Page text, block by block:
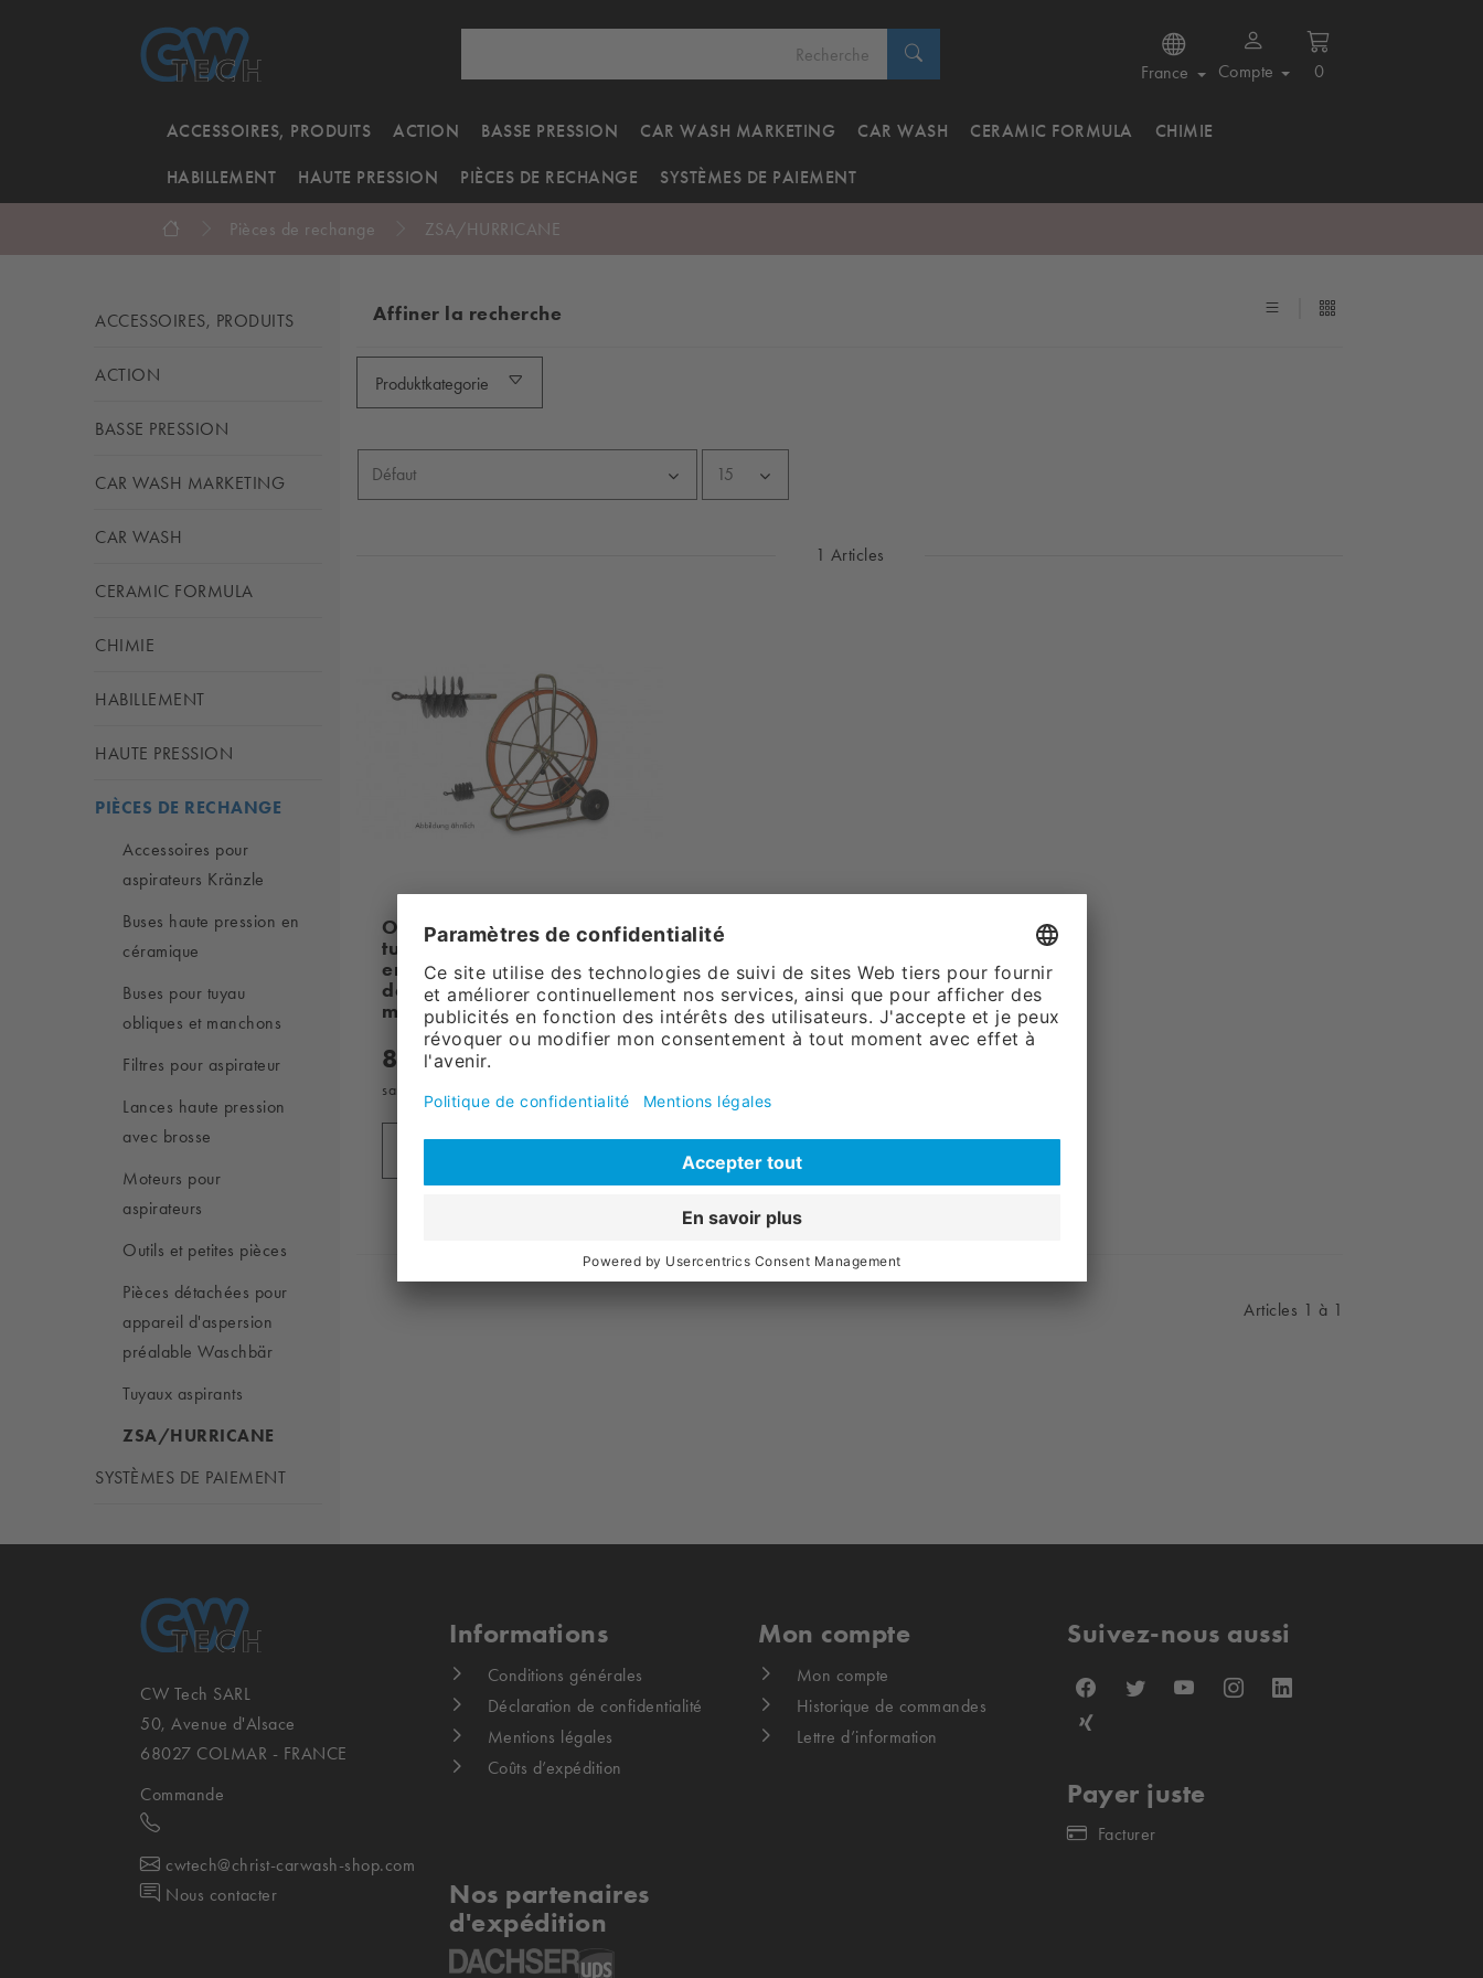
France Compte 0
ACCESSOIRES, PRODUITS ACTION BASSE PRESSION CAR WASH MARKETING CAR WASH CERAMIC FORMULA CHIMIE
HABILLEMENT HAUTE PRESSION PIÈCES DE RECHANGE SYSTÈMES DE PAIEMENT
Pièces de rechange ZSA/HURRICANE
ACCESSOIRES, PRODUITS
ACTION
BASSE PRESSION
CAR WASH MARKETING
CAR WASH
CERAMIC FORMULA
CHIMIE
HABILLEMENT
HAUTE PRESSION
PIÈCES DE RECHANGE
Accessoires pour
aspirateurs Kränzle
Buses haute pression en
céramique
Buses pour tuyau
obliques et manchons
Filtres pour aspirateur
Lances haute pression
avec brosse
Moteurs pour
aspirateurs
Outils et petites pièces
Pièces détachées pour
appareil d'aspersion
préalable Waschbär
Tuyaux aspirants
ZSA/HURRICANE
SYSTÈMES DE PAIEMENT
Affiner la recherche
Produktkategorie
1 Articles
Outil pour le nettoyage de
tuyau - ZSA tambour
enrouleur sur pied 25 m
de long + brosse
métallique Ø 100 mm
880,00
sans TVA, plus
Articles 1 à 1
CW Tech SARL
50, Avenue d'Alsace
68027 COLMAR - FRANCE
Commande
cwtech@christ-carwash-shop.com
Nous contacter
Informations
Conditions générales
Déclaration de confidentialité
Mentions légales
Coûts d’expédition
Mon compte
Mon compte
Historique de commandes
Lettre d’information
Suivez-nous aussi
Payer juste
Facturer
Nos partenaires
d'expédition